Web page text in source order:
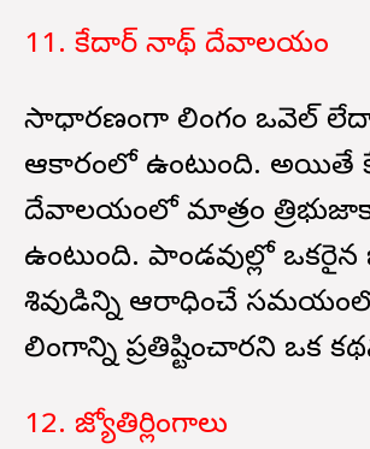
11. కేదార్ నాథ్ దేవాలయం
సాధారణంగా లింగం ఒవెల్ లేదా
ఆకారంలో ఉంటుంది. అయితే
దేవాలయంలో మాత్రం
ఉంటుంది. పాండవుల్లో ఒకరైన
శివుడిన్ని ఆరాధించే
లింగాన్ని ప్రతిష్టించారని ఒక
12. జ్యోతిర్లింగాలు